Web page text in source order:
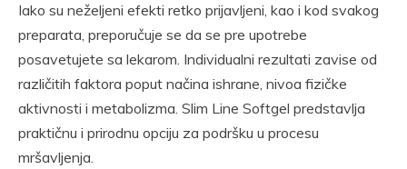
Iako su neželjeni efekti retko prijavljeni, kao i kod svakog
preparata, preporučuje se da se pre upotrebe
posavetujete sa lekarom. Individualni rezultati zavise od
različitih faktora poput načina ishrane, nivoa fizičke
aktivnosti i metabolizma. Slim Line Softgel predstavlja
praktičnu i prirodnu opciju za podršku u procesu
mršavljenja.